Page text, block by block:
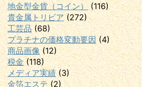
地金型金貨（コイン）
(116)
貴金属トリビア (272)
工芸品 (68)
プラチナの価格変動要因 (4)
商品画像 (12)
税金 (118)
メディア実績 (3)
金箔エステ(2)